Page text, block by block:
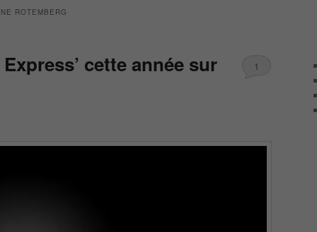
ROTEMBERG
cette année sur
1